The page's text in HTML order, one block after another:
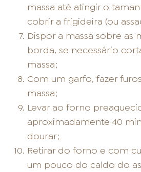
massa até atingir o
cobrir a frigideira (ou
Dispor a massa sobre as
borda, se necessário
massa;
Com um garfo, fazer
massa;
Levar ao forno
aproximadamente 40
dourar;
Retirar do forno e com
um pouco do caldo do